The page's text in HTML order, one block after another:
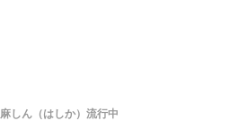
麻しん（はしか）流行中